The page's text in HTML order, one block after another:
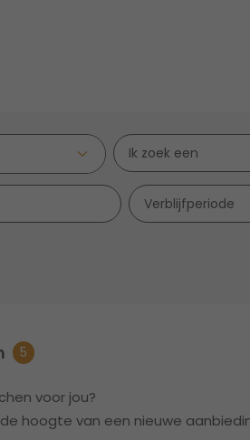
Ik zoek een
Verblijfperiode
5
voor jou?
hoogte van een nieuwe